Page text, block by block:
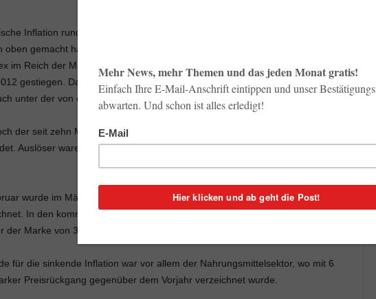
Inflation rund um das chinesische Neujahrsfest im Februar einen
oben gemacht hatte, gab es zuletzt eine deutliche Entspannung. Der
im Reich der Mitte ist im März 2013 um rund 2,1 Prozent gegenüber dem
gestiegen. Damit fiel der Anstieg der Verbraucherpreise
geringer aus als
unter der von offizieller Seite festgesetzten Marke von 3,5 Prozent.
der seit zehn Monaten höchste Inflationsanstieg im Vergleich zum Vorjahr
Auslöser waren dabei wie erwähnt die Feiertage rund um den chinesischen
wurde im März eine Verringerung der Inflationsrate um etwa einen
In den kommenden Monaten ist zu erwarten, dass die Inflation im
der Marke von 3 Prozent verbleiben wird.
für die sinkende Inflation war vor allem der Nahrungsmittelsektor, wo mit 6
Preisrückgang gegenüber dem Vorjahr verzeichnet wurde.